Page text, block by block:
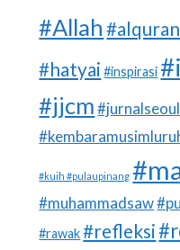
#Allah #alquran
#hatyai #inspirasi
#jjcm
#kuih #pulaupinang
#muhammadsaw
#rawak #refleksi